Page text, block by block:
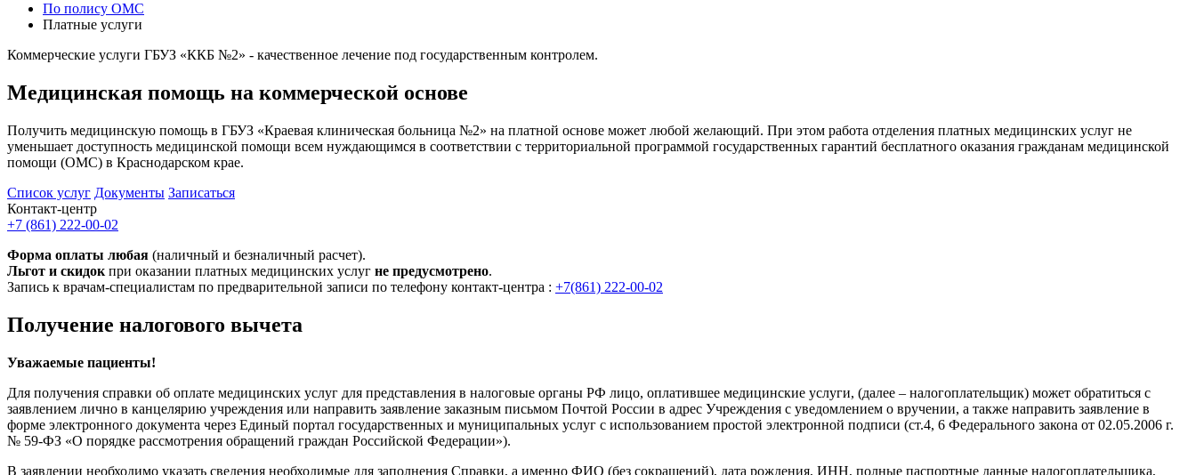
По полису ОМС
Платные услуги
Коммерческие услуги ГБУЗ «ККБ №2» - качественное лечение под государственным контролем.
Медицинская помощь на коммерческой основе
Получить медицинскую помощь в ГБУЗ «Краевая клиническая больница №2» на платной основе может любой желающий. При этом работа отделения платных медицинских услуг не
уменьшает доступность медицинской помощи всем нуждающимся в соответствии с территориальной программой государственных гарантий бесплатного оказания гражданам медицинской
помощи (ОМС) в Краснодарском крае.
Список услуг Документы Записаться
Контакт-центр
+7 (861) 222-00-02
Форма оплаты любая (наличный и безналичный расчет).
Льгот и скидок при оказании платных медицинских услуг не предусмотрено.
Запись к врачам-специалистам по предварительной записи по телефону контакт-центра : +7(861) 222-00-02
Получение налогового вычета
Уважаемые пациенты!
Для получения справки об оплате медицинских услуг для представления в налоговые органы РФ лицо, оплатившее медицинские услуги, (далее – налогоплательщик) может обратиться с
заявлением лично в канцелярию учреждения или направить заявление заказным письмом Почтой России в адрес Учреждения с уведомлением о вручении, а также направить заявление в
форме электронного документа через Единый портал государственных и муниципальных услуг с использованием простой электронной подписи (ст.4, 6 Федерального закона от 02.05.2006 г.
№ 59-ФЗ «О порядке рассмотрения обращений граждан Российской Федерации»).
В заявлении необходимо указать сведения необходимые для заполнения Справки, а именно ФИО (без сокращений), дата рождения, ИНН, полные паспортные данные налогоплательщика,